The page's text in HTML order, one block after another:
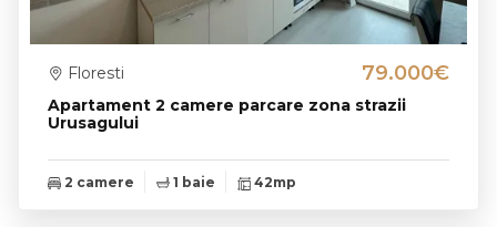
Apartament 2 camere parcare zona strazii
Urusagului
Floresti 79.000€
2 camere 1 baie 42mp